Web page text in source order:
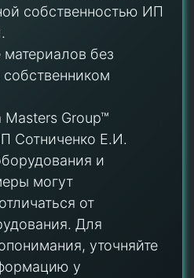
собственностью ИП
без
собственником
Masters Group™
Сотниченко Е.И.
и
могут
от
Для
уточняйте
у